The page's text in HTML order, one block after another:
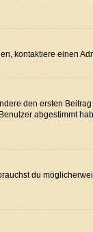
kontaktiere einen
den ersten
abgestimmt
du